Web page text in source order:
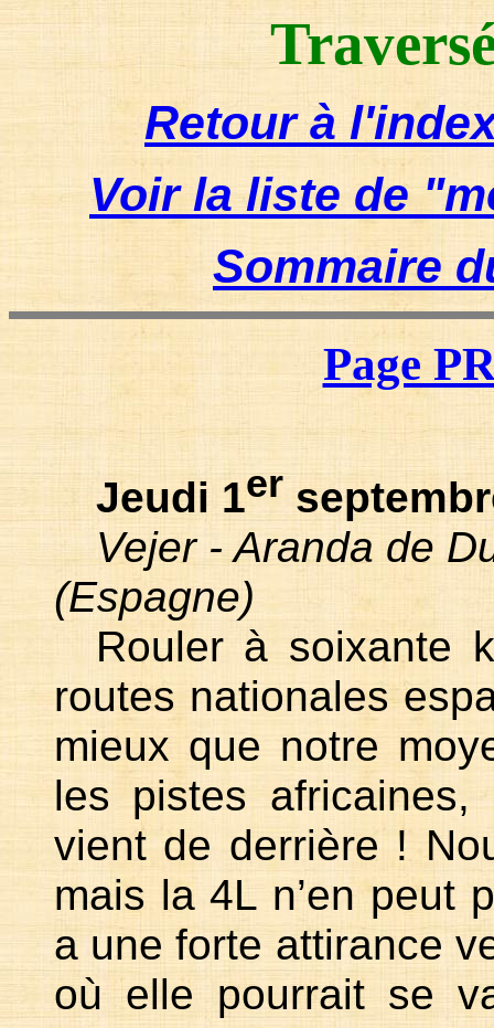
Retour à
Voir la liste de
Sommaire
Page
Jeudi 1er
Vejer - Aranda de
(Espagne)
Rouler à soixante
routes nationales
mieux que notre
les pistes
vient de derrière !
mais la 4L n’en peut
a une forte attirance
où elle pourrait se